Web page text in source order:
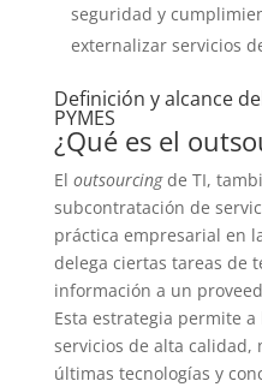
seguridad y
externalizar servicios
Definición y alcance
PYMES
¿Qué es el
El outsourcingde TI,
subcontratación de
práctica empresarial en
delega ciertas tareas de
información a un
Esta estrategia permite
servicios de alta calidad,
últimas tecnologías y